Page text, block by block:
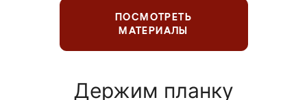
ПОСМОТРЕТЬ
МАТЕРИАЛЫ
Держим планку